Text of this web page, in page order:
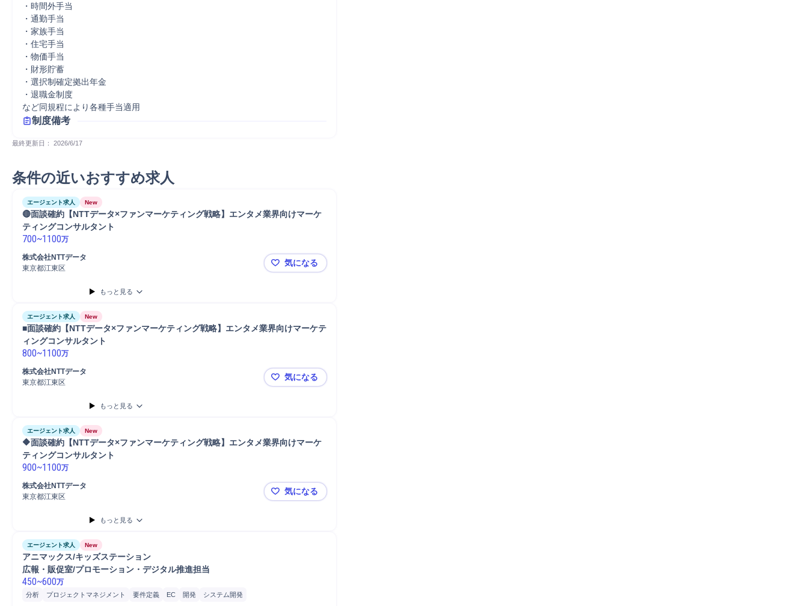
・時間外手当
・通勤手当
・家族手当
・住宅手当
・物価手当
・財形貯蓄
・選択制確定拠出年金
・退職金制度
など同規程により各種手当適用
制度備考
最終更新日： 2026/6/17
条件の近いおすすめ求人
エージェント求人 New
🔴面談確約【NTTデータ×ファンマーケティング戦略】エンタメ業界向けマーケ
ティングコンサルタント
700~1100万
株式会社NTTデータ
東京都江東区
🔴面談確約【NTTデータ×ファンマーケティング戦略】エンタメ業界向けマーケティングコンサルタント
気になる
もっと見る
エージェント求人 New
■面談確約【NTTデータ×ファンマーケティング戦略】エンタメ業界向けマーケテ
ィングコンサルタント
800~1100万
株式会社NTTデータ
東京都江東区
■面談確約【NTTデータ×ファンマーケティング戦略】エンタメ業界向けマーケティングコンサルタント
気になる
もっと見る
エージェント求人 New
🔶面談確約【NTTデータ×ファンマーケティング戦略】エンタメ業界向けマーケ
ティングコンサルタント
900~1100万
株式会社NTTデータ
東京都江東区
🔶面談確約【NTTデータ×ファンマーケティング戦略】エンタメ業界向けマーケティングコンサルタント
気になる
もっと見る
エージェント求人 New
アニマックス/キッズステーション
広報・販促室/プロモーション・デジタル推進担当
450~600万
分析 プロジェクトマネジメント 要件定義 EC 開発 システム開発